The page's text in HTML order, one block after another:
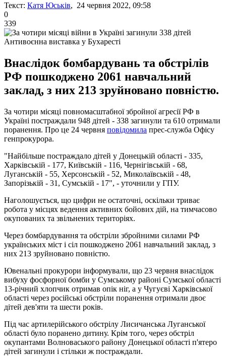
Текст: Катя Юськів, 24 червня 2022, 09:58
0
339
Антивоєнна виставка у Бухаресті
Внаслідок бомбардувань та обстрілів
РФ пошкоджено 2061 навчальний
заклад, з них 213 зруйновано повністю.
За чотири місяці повномасштабної збройної агресії РФ в
Україні постраждали 948 дітей - 338 загинули та 610 отримали
поранення. Про це 24 червня повідомила прес-служба Офісу
генпрокурора.
"Найбільше постраждало дітей у Донецькій області - 335,
Харківській - 177, Київській - 116, Чернігівській - 68,
Луганській - 55, Херсонській - 52, Миколаївській - 48,
Запорізькій - 31, Сумській - 17", - уточнили у ГПУ.
Наголошується, що цифри не остаточні, оскільки триває
робота у місцях ведення активних бойових дій, на тимчасово
окупованих та звільнених територіях.
Через бомбардування та обстріли збройними силами РФ
українських міст і сіл пошкоджено 2061 навчальний заклад, з
них 213 зруйновано повністю.
Ювенальні прокурори інформували, що 23 червня внаслідок
вибуху фосфорної бомби у Сумському районі Сумської області
13-річний хлопчик отримав опік ніг, а у Чугуєві Харківської
області через російські обстріли поранення отримали двоє
дітей дев'яти та шести років.
Під час артилерійського обстрілу Лисичанська Луганської
області було поранено дитину. Крім того, через обстріл
окупантами Волноваського району Донецької області п'ятеро
дітей загинули і стільки ж постраждали.